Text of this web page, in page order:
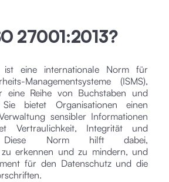
27001:2013?
ist eine internationale Norm für
Managementsysteme (ISMS),
Reihe von Buchstaben und
bietet Organisationen einen
sensibler Informationen
Vertraulichkeit, Integrität und
Diese Norm hilft dabei,
zu erkennen und zu mindern, und
für den Datenschutz und die